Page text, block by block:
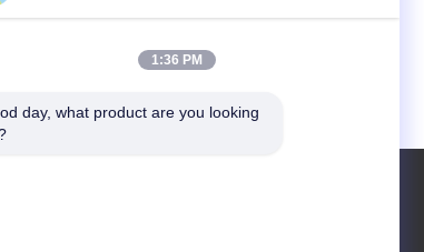
un preventivo
1:36 PM
day, what product are you looking